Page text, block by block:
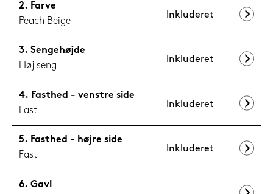
Farve
Peach Beige
Inkluderet
Sengehøjde
Høj seng
Inkluderet
Fasthed - venstre side
Fast
Inkluderet
Fasthed - højre side
Fast
Inkluderet
Gavl